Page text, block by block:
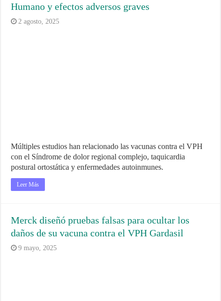
Humano y efectos adversos graves
2 agosto, 2025
Múltiples estudios han relacionado las vacunas contra el VPH
con el Síndrome de dolor regional complejo, taquicardia
postural ortostática y enfermedades autoinmunes.
Leer Más
Merck diseñó pruebas falsas para ocultar los
daños de su vacuna contra el VPH Gardasil
9 mayo, 2025